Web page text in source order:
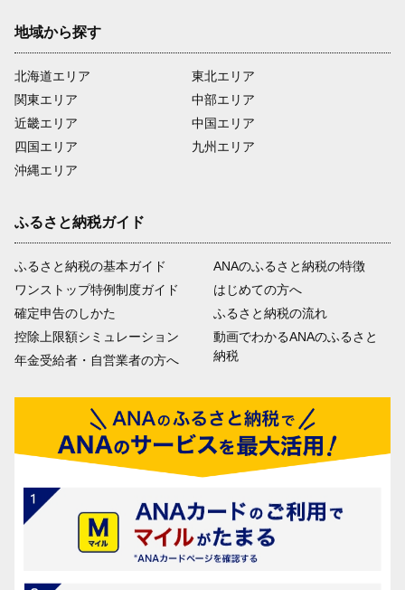
地域から探す
北海道エリア
関東エリア
近畿エリア
四国エリア
沖縄エリア
東北エリア
中部エリア
中国エリア
九州エリア
ふるさと納税ガイド
ふるさと納税の基本ガイド
ワンストップ特例制度ガイド
確定申告のしかた
控除上限額シミュレーション
年金受給者・自営業者の方へ
ANAのふるさと納税の特徴
はじめての方へ
ふるさと納税の流れ
動画でわかるANAのふるさと
納税